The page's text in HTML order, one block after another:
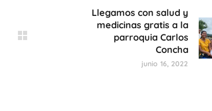
Llegamos con salud y
medicinas gratis a la
parroquia Carlos
Concha
junio 16, 2022